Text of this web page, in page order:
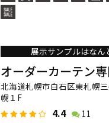
展示サンプルはなん
オーダーカーテン
北海道札幌市白石区東札幌
幌１F
4.4 11